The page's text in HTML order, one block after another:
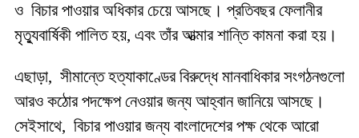
ও বিচার পাওয়ার অধিকার চেয়ে আসছে। প্রতিবছর ফেলানীর
মৃত্যুবার্ষিকী পালিত হয়, এবং তাঁর আত্মার শান্তি কামনা করা হয়।
এছাড়া, সীমান্তে হত্যাকাণ্ডের বিরুদ্ধে মানবাধিকার সংগঠনগুলো
আরও কঠোর পদক্ষেপ নেওয়ার জন্য আহ্বান জানিয়ে আসছে।
সেইসাথে, বিচার পাওয়ার জন্য বাংলাদেশের পক্ষ থেকে আরো